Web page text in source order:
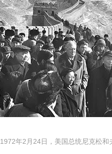
1972年2月24日，美国总统尼克松